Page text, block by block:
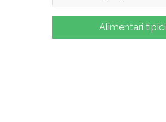
Alimentari tipici